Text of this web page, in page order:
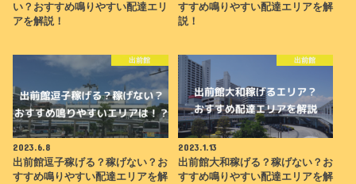
い？おすすめ鳴りやすい配達エリ
アを解説！
すすめ鳴りやすい配達エリアを解
説！
出前館
2023.6.8
出前館逗子稼げる？稼げない？お
すすめ鳴りやすい配達エリアを解
出前館
2023.1.13
出前館大和稼げる？稼げない？お
すすめ鳴りやすい配達エリアを解